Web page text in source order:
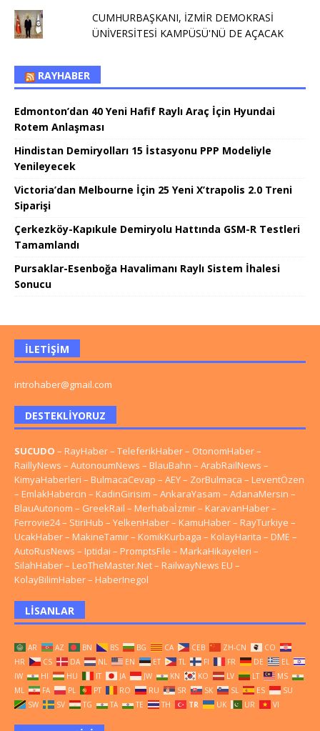
CUMHURBAŞKANI, İZMİR DEMOKRASİ
ÜNİVERSİTESİ KAMPÜSÜ'NÜ DE AÇACAK
RAYHABER
Edmonton’dan 40 Yeni Hafif Raylı Araç İçin Hyundai
Rotem Anlaşması
Hindistan Demiryolları 15 İstasyonu PPP Modeliyle
Yenileyecek
Victoria’dan Melbourne İçin 25 Yeni X’trapolis 2.0 Treni
Siparişi
Çerkezköy-Kapıkule Demiryolu Hattında GSM-R Testleri
Tamamlandı
Pursaklar-Esenboğa Havalimanı Raylı Sistem İhalesi
Sonucu
İLETIŞIM
introhaber@gmail.com
DESTEKLIYORUZ
SUCUDO – RayHaber– TeleferikHaber– OtonomHaber–
RaillyNews – AutonoumNews – BlauBahn – ArabRailNews –
KimyaHaberleri – BulmacaCevap – AEY– ZorBulmaca – LeventÖzen
– EmlakHabercin – KadinGirisim – AnkaraYasam – AdanaMersin –
BlauAutonom – GreekRail – Merhabaİzmir– KaravanHaber–
Ferrovie24– StiriHub – YelkenHaber– KamuHaber– RayTurkiye –
UcakHaber– MakineTamir– KomikKurbaga – KolayHarita – DME –
AutoRusNews – Iptidai – PromptsFile – MarkaHikayeleri –
SilahHaber– LeoTheMaster.Net– RailwayNews EU –
KolayBilimHaber– HaberInegol
LISANLAR
AR AZ BN BS BG CA CEB ZH-CN
CO
HR
CS DA NL EN ET TL FI FR DE
EL
IW
HI HU IT JA JW KN KO LV LT
MS
ML
FA PL PT RO RU SR SK SL ES
SU
SW
SV TG TA TE TH TR UK UR VI